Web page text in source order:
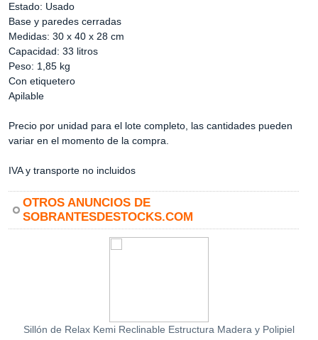
Estado: Usado
Base y paredes cerradas
Medidas: 30 x 40 x 28 cm
Capacidad: 33 litros
Peso: 1,85 kg
Con etiquetero
Apilable
Precio por unidad para el lote completo, las cantidades pueden
variar en el momento de la compra.
IVA y transporte no incluidos
OTROS ANUNCIOS DE
SOBRANTESDESTOCKS.COM
Sillón de Relax Kemi Reclinable Estructura Madera y Polipiel